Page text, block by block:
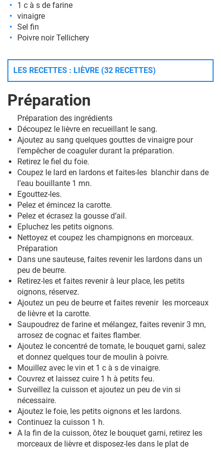
1 c à s de farine
vinaigre
Sel fin
Poivre noir Tellichery
LES RECETTES : LIÈVRE (32 RECETTES)
Préparation
Préparation des ingrédients
Découpez le lièvre en recueillant le sang.
Ajoutez au sang quelques gouttes de vinaigre pour
l’empêcher de coaguler durant la préparation.
Retirez le fiel du foie.
Coupez le lard en lardons et faites-les blanchir dans de
l’eau bouillante 1 mn.
Egouttez-les.
Pelez et émincez la carotte.
Pelez et écrasez la gousse d’ail.
Epluchez les petits oignons.
Nettoyez et coupez les champignons en morceaux.
Préparation
Dans une sauteuse, faites revenir les lardons dans un
peu de beurre.
Retirez-les et faites revenir à leur place, les petits
oignons, réservez.
Ajoutez un peu de beurre et faites revenir les morceaux
de lièvre et la carotte.
Saupoudrez de farine et mélangez, faites revenir 3 mn,
arrosez de cognac et faites flamber.
Ajoutez le concentré de tomate, le bouquet garni, salez
et donnez quelques tour de moulin à poivre.
Mouillez avec le vin et 1 c à s de vinaigre.
Couvrez et laissez cuire 1 h à petits feu.
Surveillez la cuisson et ajoutez un peu de vin si
nécessaire.
Ajoutez le foie, les petits oignons et les lardons.
Continuez la cuisson 1 h.
A la fin de la cuisson, ôtez le bouquet garni, retirez les
morceaux de lièvre et disposez-les dans le plat de